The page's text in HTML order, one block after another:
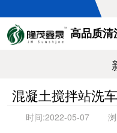
高品质
混凝土搅拌站洗
时间:2022-05-07